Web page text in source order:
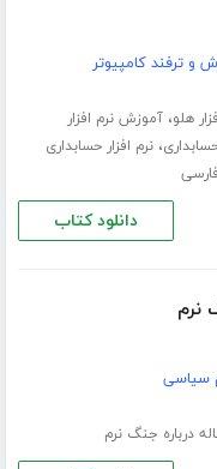
و ترفند کامپیوتر
هلو،آموزش نرم افزار
،نرم افزار حسابداری
دانلود کتاب
نرم
سیاسی
درباره جنگ نرم